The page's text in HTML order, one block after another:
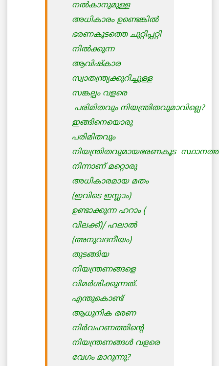
നല്‍കാനുമുള്ള
അധികാരം ഉണ്ടെങ്കില്‍
ഭരണകൂടത്തെ ചുറ്റിപ്പറ്റി
നില്‍ക്കുന്ന
ആവിഷ്കാര
സ്വാതന്ത്ര്യക്കുറിച്ചുള്ള
സങ്കല്പം വളരെ
പരിമിതവും നിയന്ത്രിതവുമാവില്ലെ?
ഇങ്ങിനെയൊരു
പരിമിതവും
നിയന്ത്രിതവുമായഭരണകൂട
നിന്നാണ് മറ്റൊരു
അധികാരമായ മതം
(ഇവിടെ ഇസ്ലാം)
ഉണ്ടാക്കുന്ന ഹറാം (
വിലക്ക്)/ ഹലാല്‍
(അനുവദനീയം)
തുടങ്ങിയ
നിയന്ത്രണങ്ങളെ
വിമര്‍ശിക്കുന്നത്.
എന്തുകൊണ്ട്
ആധുനിക ഭരണ
നിര്‍വഹണത്തിന്റെ
നിയന്ത്രണങ്ങള്‍ വളരെ
വേഗം മാറുന്നു?